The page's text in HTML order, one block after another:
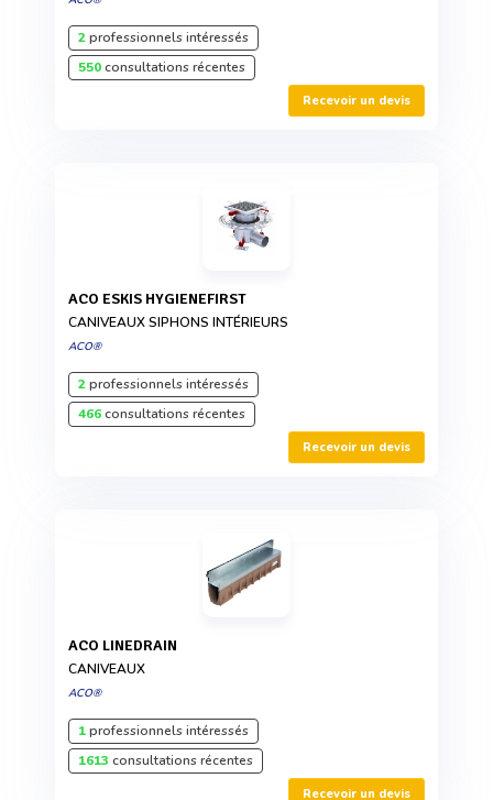
2professionnels intéressés
550consultations récentes
Recevoir un devis
ACO ESKIS HYGIENEFIRST
CANIVEAUX SIPHONS INTÉRIEURS
ACO®
2professionnels intéressés
466consultations récentes
Recevoir un devis
ACO LINEDRAIN
CANIVEAUX
ACO®
1professionnels intéressés
1613 consultations récentes
Recevoir un devis